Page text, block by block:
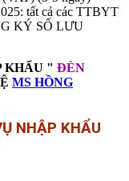
tất cả các TTBYT
KÝ SỐ LƯU
KHẨU " ĐÈN
MS HỒNG
NHẬP KHẨU